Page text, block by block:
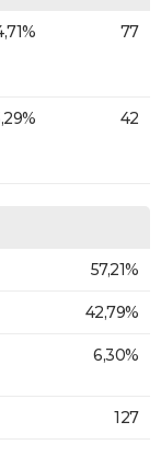
77
42
57,21%
42,79%
6,30%
127